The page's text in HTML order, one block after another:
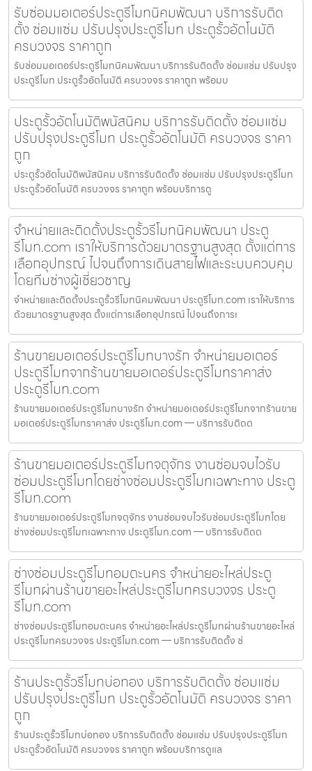
รับซ่อมมอเตอร์ประตูรีโมทนิคมพัฒนา บริการรับติด
ตั้ง ซ่อมแซ่ม ปรับปรุงประตูรีโมท ประตูรั้วอัตโนมัติ
ครบวงจร ราคาถูก
รับซ่อมมอเตอร์ประตูรีโมทนิคมพัฒนา บริการรับติดตั้ง ซ่อมแซ่ม ปรับปรุง
ประตูรีโมท ประตูรั้วอัตโนมัติ ครบวงจร ราคาถูก พร้อมบ
ประตูรั้วอัตโนมัติพนัสนิคม บริการรับติดตั้ง ซ่อมแซ่ม
ปรับปรุงประตูรีโมท ประตูรั้วอัตโนมัติ ครบวงจร ราคา
ถูก
ประตูรั้วอัตโนมัติพนัสนิคม บริการรับติดตั้ง ซ่อมแซ่ม ปรับปรุงประตูรีโมท
ประตูรั้วอัตโนมัติ ครบวงจร ราคาถูก พร้อมบริการดู
จำหน่ายและติดตั้งประตูรั้วรีโมทนิคมพัฒนา ประตู
รีโมท.com เราให้บริการด้วยมาตรฐานสูงสุด ตั้งแต่การ
เลือกอุปกรณ์ ไปจนถึงการเดินสายไฟและระบบควบคุม
โดยทีมช่างผู้เชี่ยวชาญ
จำหน่ายและติดตั้งประตูรั้วรีโมทนิคมพัฒนา ประตูรีโมท.com เราให้บริการ
ด้วยมาตรฐานสูงสุด ตั้งแต่การเลือกอุปกรณ์ ไปจนถึงการเ
ร้านขายมอเตอร์ประตูรีโมทบางรัก จำหน่ายมอเตอร์
ประตูรีโมทจากร้านขายมอเตอร์ประตูรีโมทราคาส่ง
ประตูรีโมท.com
ร้านขายมอเตอร์ประตูรีโมทบางรัก จำหน่ายมอเตอร์ประตูรีโมทจากร้านขาย
มอเตอร์ประตูรีโมทราคาส่ง ประตูรีโมท.com — บริการรับติดต
ร้านขายมอเตอร์ประตูรีโมทจตุจักร งานซ่อมจบไวรับ
ซ่อมประตูรีโมทโดยช่างซ่อมประตูรีโมทเฉพาะทาง ประตู
รีโมท.com
ร้านขายมอเตอร์ประตูรีโมทจตุจักร งานซ่อมจบไวรับซ่อมประตูรีโมทโดย
ช่างซ่อมประตูรีโมทเฉพาะทาง ประตูรีโมท.com — บริการรับติดต
ช่างซ่อมประตูรีโมทอมตะนคร จำหน่ายอะไหล่ประตู
รีโมทผ่านร้านขายอะไหล่ประตูรีโมทครบวงจร ประตู
รีโมท.com
ช่างซ่อมประตูรีโมทอมตะนคร จำหน่ายอะไหล่ประตูรีโมทผ่านร้านขายอะไหล่
ประตูรีโมทครบวงจร ประตูรีโมท.com — บริการรับติดตั้ง ซ่
ร้านประตูรั้วรีโมทบ่อทอง บริการรับติดตั้ง ซ่อมแซ่ม
ปรับปรุงประตูรีโมท ประตูรั้วอัตโนมัติ ครบวงจร ราคา
ถูก
ร้านประตูรั้วรีโมทบ่อทอง บริการรับติดตั้ง ซ่อมแซ่ม ปรับปรุงประตูรีโมท
ประตูรั้วอัตโนมัติ ครบวงจร ราคาถูก พร้อมบริการดูแล